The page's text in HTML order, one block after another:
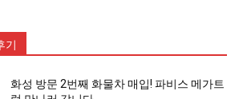
기
화성 방문 2번째 화물차 매입! 파비스 메가트